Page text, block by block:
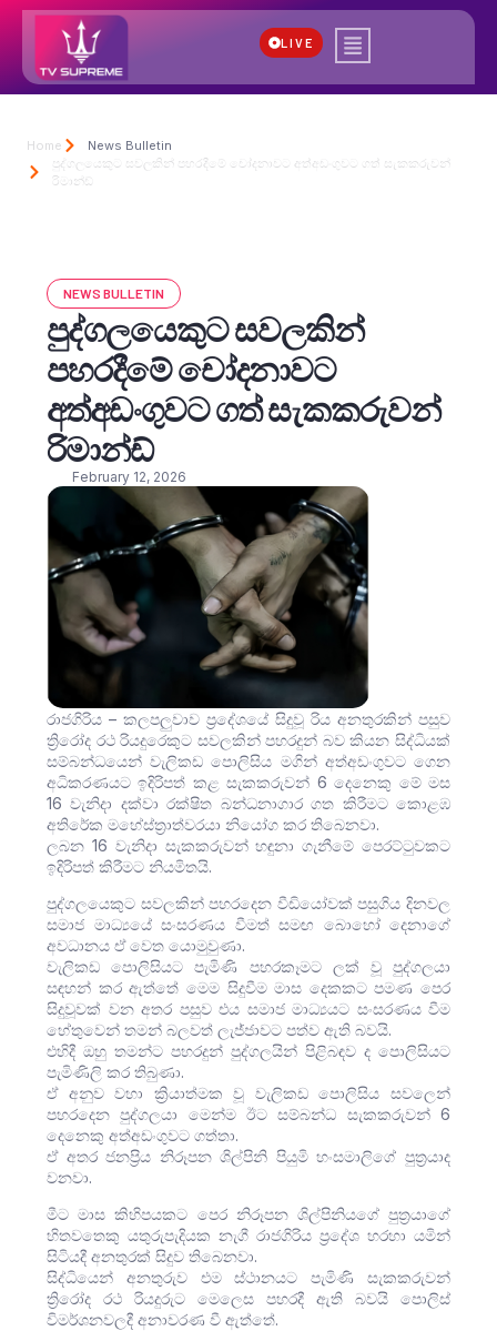
LIVE
Home
News Bulletin
පුද්ගලයෙකුට සවලකින් පහරදීමේ චෝදනාවට අත්අඩංගුවට ගත් සැකකරුවන්
රිමාන්ඩ්
NEWS BULLETIN
පුද්ගලයෙකුට සවලකින්
පහරදීමේ චෝදනාවට
අත්අඩංගුවට ගත් සැකකරුවන්
රිමාන්ඩ්
February 12, 2026
රාජගිරිය – කලපලුවාව ප්‍රදේශයේ සිදුවූ රිය අනතුරකින් පසුව
ත්‍රිරෝද රථ රියදුරෙකුට සවලකින් පහරදුන් බව කියන සිද්ධියක්
සම්බන්ධයෙන් වැලිකඩ පොලිසිය මගින් අත්අඩංගුවට ගෙන
අධිකරණයට ඉදිරිපත් කළ සැකකරුවන් 6 දෙනෙකු මේ මස
16 වැනිදා දක්වා රක්ෂිත බන්ධනාගාර ගත කිරීමට කොළඹ
අතිරේක මහේස්ත්‍රාත්වරයා නියෝග කර තිබෙනවා.
ලබන 16 වැනිදා සැකකරුවන් හඳුනා ගැනීමේ පෙරට්ටුවකට
ඉදිරිපත් කිරීමට නියමිතයි.
පුද්ගලයෙකුට සවලකින් පහරදෙන වීඩියෝවක් පසුගිය දිනවල
සමාජ මාධ්‍යයේ සංසරණය වීමත් සමඟ බොහෝ දෙනාගේ
අවධානය ඒ වෙත යොමුවුණා.
වැලිකඩ පොලිසියට පැමිණි පහරකෑමට ලක් වූ පුද්ගලයා
සඳහන් කර ඇත්තේ මෙම සිදුවීම මාස දෙකකට පමණ පෙර
සිදුවූවක් වන අතර පසුව එය සමාජ මාධ්‍යයට සංසරණය වීම
හේතුවෙන් තමන් බලවත් ලැජ්ජාවට පත්ව ඇති බවයි.
එහිදී ඔහු තමන්ට පහරදුන් පුද්ගලයින් පිළිබඳව ද පොලිසියට
පැමිණිලි කර තිබුණා.
ඒ අනුව වහා ක්‍රියාත්මක වූ වැලිකඩ පොලිසිය සවලෙන්
පහරදෙන පුද්ගලයා මෙන්ම ඊට සම්බන්ධ සැකකරුවන් 6
දෙනෙකු අත්අඩංගුවට ගත්තා.
ඒ අතර ජනප්‍රිය නිරූපන ශිල්පිනි පියුමි හංසමාලිගේ පුත්‍රයාද
වනවා.
මීට මාස කිහිපයකට පෙර නිරූපන ශිල්පිනියගේ පුත්‍රයාගේ
හිතවතෙකු යතුරුපැදියක නැගී රාජගිරිය ප්‍රදේශ හරහා යමින්
සිටියදී අනතුරක් සිදුව තිබෙනවා.
සිද්ධියෙන් අනතුරුව එම ස්ථානයට පැමිණි සැකකරුවන්
ත්‍රිරෝද රථ රියදුරුට මෙලෙස පහරදී ඇති බවයි පොලිස්
විමර්ශනවලදී අනාවරණ වී ඇත්තේ.